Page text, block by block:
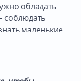
обладать
соблюдать
маленькие